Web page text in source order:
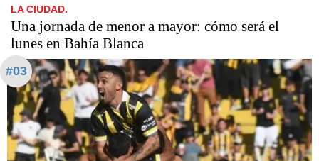
LA CIUDAD.
Una jornada de menor a mayor: cómo será el
lunes en Bahía Blanca
#03